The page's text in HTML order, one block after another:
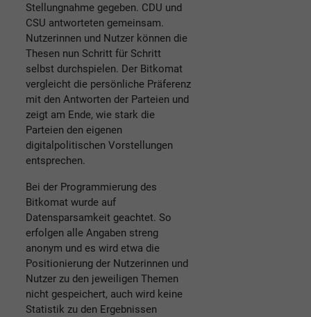
Stellungnahme gegeben. CDU und
CSU antworteten gemeinsam.
Nutzerinnen und Nutzer können die
Thesen nun Schritt für Schritt
selbst durchspielen. Der Bitkomat
vergleicht die persönliche Präferenz
mit den Antworten der Parteien und
zeigt am Ende, wie stark die
Parteien den eigenen
digitalpolitischen Vorstellungen
entsprechen.
Bei der Programmierung des
Bitkomat wurde auf
Datensparsamkeit geachtet. So
erfolgen alle Angaben streng
anonym und es wird etwa die
Positionierung der Nutzerinnen und
Nutzer zu den jeweiligen Themen
nicht gespeichert, auch wird keine
Statistik zu den Ergebnissen